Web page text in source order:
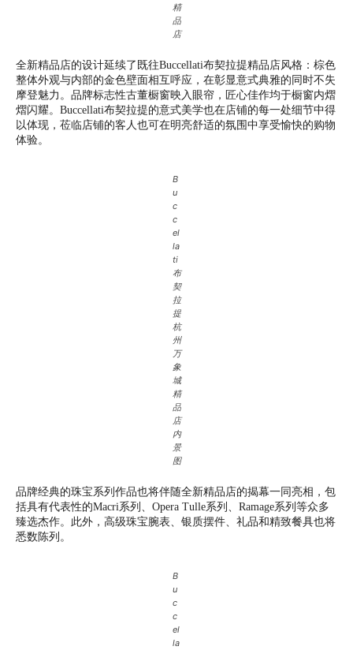
精
品
店
全新精品店的设计延续了既往Buccellati布契拉提精品店风格：棕色
整体外观与内部的金色壁面相互呼应，在彰显意式典雅的同时不失
摩登魅力。品牌标志性古董橱窗映入眼帘，匠心佳作均于橱窗内熠
熠闪耀。Buccellati布契拉提的意式美学也在店铺的每一处细节中得
以体现，莅临店铺的客人也可在明亮舒适的氛围中享受愉快的购物
体验。
B
u
c
c
el
la
ti
布
契
拉
提
杭
州
万
象
城
精
品
店
内
景
图
品牌经典的珠宝系列作品也将伴随全新精品店的揭幕一同亮相，包
括具有代表性的Macri系列、Opera Tulle系列、Ramage系列等众多
臻选杰作。此外，高级珠宝腕表、银质摆件、礼品和精致餐具也将
悉数陈列。
B
u
c
c
el
la